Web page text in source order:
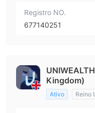
Registro NO.
677140251
Kingdom)
Ativo Reino